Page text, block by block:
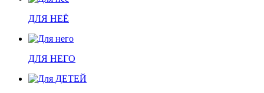
ДЛЯ НЕЁ
ДЛЯ НЕГО